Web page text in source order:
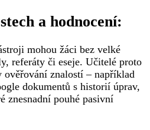
a hodnocení:
mohou žáci bez velké
referáty či eseje. Učitelé proto
znalostí – například
dokumentů s historií úprav,
znesnadní pouhé pasivní